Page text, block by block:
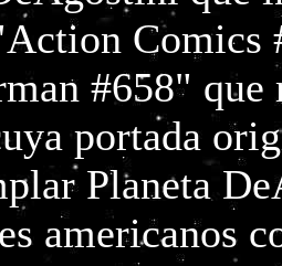
Comics
#658"
portada
Planeta
americanos